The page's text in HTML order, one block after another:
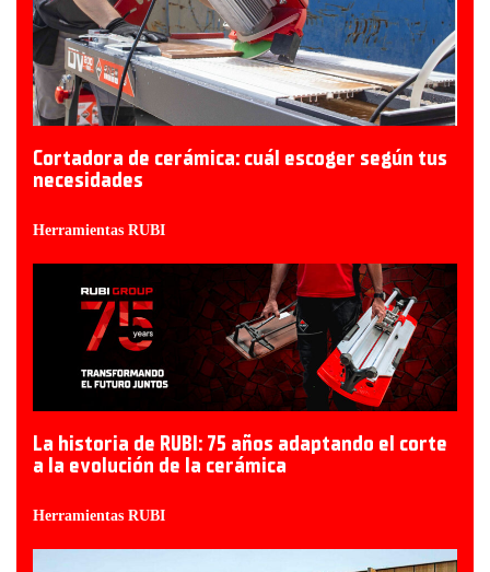
Cortadora de cerámica: cuál escoger según tus
necesidades
Herramientas RUBI
La historia de RUBI: 75 años adaptando el corte
a la evolución de la cerámica
Herramientas RUBI